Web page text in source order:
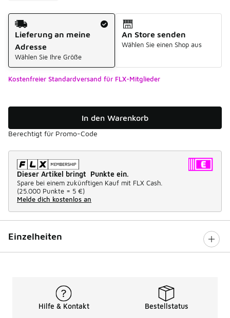
Versandart
Lieferung an meine
Adresse
Wählen Sie Ihre Größe
An Store senden
Wählen Sie einen Shop aus
Kostenfreier Standardversand für FLX-Mitglieder
In den Warenkorb
Berechtigt für Promo-Code
Dieser Artikel bringt Punkte ein.
Spare bei einem zukünftigen Kauf mit FLX Cash.
(25.000 Punkte = 5 €)
Melde dich kostenlos an
Einzelheiten
Hilfe & Kontakt Bestellstatus